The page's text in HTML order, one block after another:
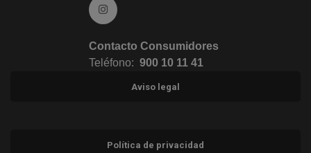
Ir a Instagram (abre en ventana nueva)
Contacto Consumidores
Teléfono: 900 10 11 41
Aviso legal
Política de privacidad